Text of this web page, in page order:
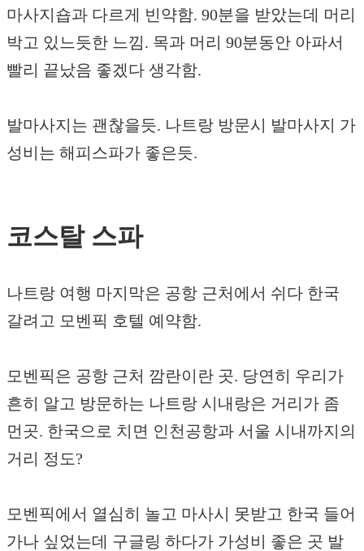
마사지숍과 다르게 빈약함. 90분을 받았는데 머리
박고 있느듯한 느낌. 목과 머리 90분동안 아파서
빨리 끝났음 좋겠다 생각함.
발마사지는 괜찮을듯. 나트랑 방문시 발마사지 가
성비는 해피스파가 좋은듯.
코스탈 스파
나트랑 여행 마지막은 공항 근처에서 쉬다 한국
갈려고 모벤픽 호텔 예약함.
모벤픽은 공항 근처 깜란이란 곳. 당연히 우리가
흔히 알고 방문하는 나트랑 시내랑은 거리가 좀
먼곳. 한국으로 치면 인천공항과 서울 시내까지의
거리 정도?
모벤픽에서 열심히 놀고 마사시 못받고 한국 들어
가나 싶었는데 구글링 하다가 가성비 좋은 곳 발